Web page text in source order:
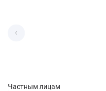
Частным лицам